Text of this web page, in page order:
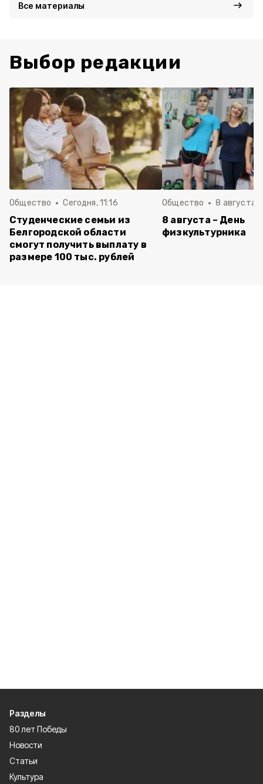
Все материалы
Выбор редакции
Общество Сегодня, 11:16
Студенческие семьи из
Белгородской области
смогут получить выплату в
размере 100 тыс. рублей
Общество 8 августа ,
8 августа – День
физкультурника
Разделы
80 лет Победы
Новости
Статьи
Культура